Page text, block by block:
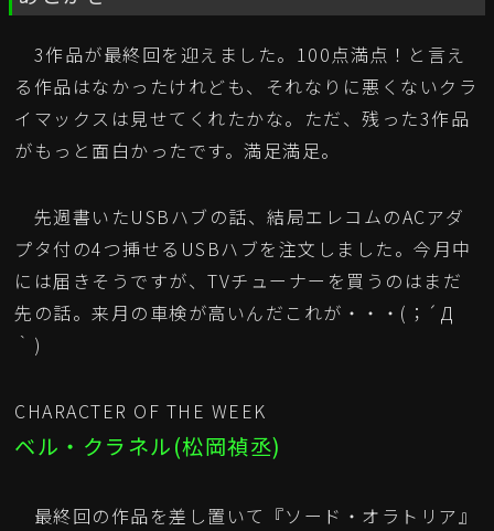
3作品が最終回を迎えました。100点満点！と言え
る作品はなかったけれども、それなりに悪くないクラ
イマックスは見せてくれたかな。ただ、残った3作品
がもっと面白かったです。満足満足。
先週書いたUSBハブの話、結局エレコムのACアダ
プタ付の4つ挿せるUSBハブを注文しました。今月中
には届きそうですが、TVチューナーを買うのはまだ
先の話。来月の車検が高いんだこれが・・・(；´Д
｀)
CHARACTER OF THE WEEK
ベル・クラネル(松岡禎丞)
最終回の作品を差し置いて『ソード・オラトリア』